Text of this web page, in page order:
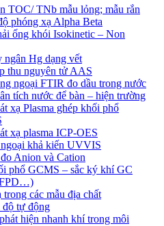
TOC/ TNb mẫu lỏng; mẫu rắn
phóng xạ Alpha Beta
ống khói Isokinetic – Non
ngân Hg dạng vết
thu nguyên tử AAS
ngoại FTIR đo dầu trong nước
tích nước để bàn – hiện trường
xạ Plasma ghép khối phổ
xạ plasma ICP-OES
khả kiến UVVIS
Anion và Cation
phổ GCMS – sắc ký khí GC
các mẫu địa chất
độ tự động
hiện nhanh khí trong môi